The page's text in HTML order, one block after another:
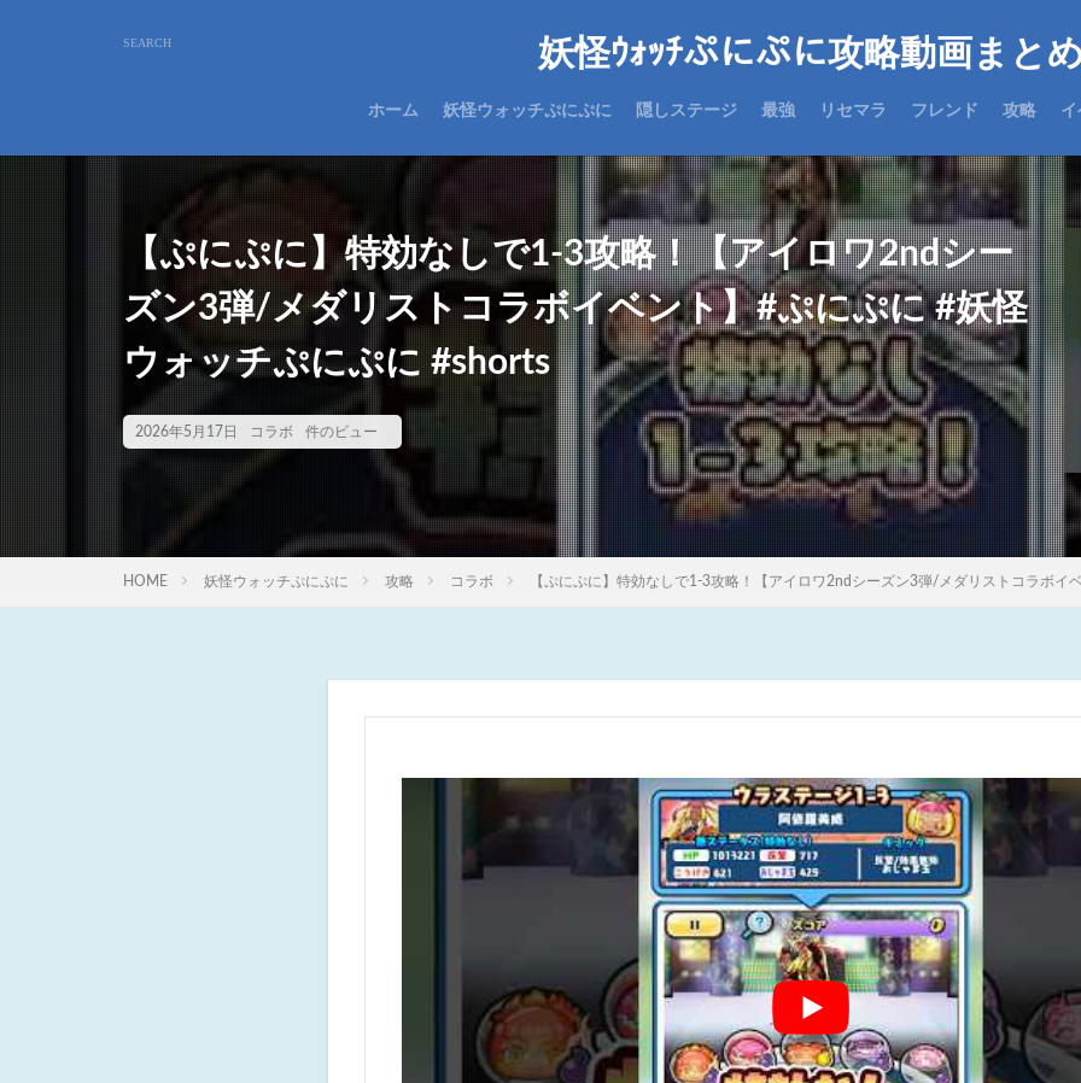
妖怪ｳｫｯﾁぷにぷに攻略動画まと
ホーム 妖怪ウォッチぷにぷに 隠しステージ 最強 リセマラ フレンド 攻略 イ
【ぷにぷに】特効なしで1-3攻略！【アイロワ2ndシー
ズン3弾/メダリストコラボイベント】#ぷにぷに #妖怪
ウォッチぷにぷに #shorts
2026年5月17日 コラボ 件のビュー
HOME 妖怪ウォッチぷにぷに 攻略 コラボ 【ぷにぷに】特効なしで1-3攻略！【アイロワ2ndシーズン3弾/メダリストコラボイ